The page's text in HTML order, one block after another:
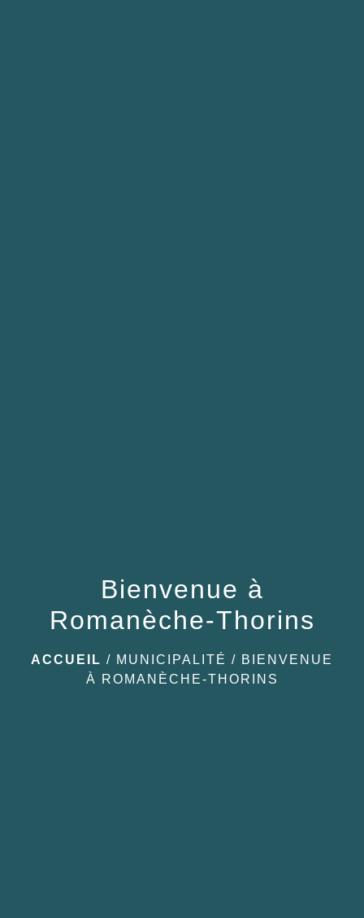
Bienvenue à
Romanèche-Thorins
ACCUEIL / MUNICIPALITÉ / BIENVENUE
À ROMANÈCHE-THORINS